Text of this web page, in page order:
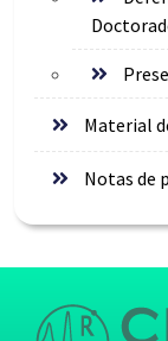
Material
Notas de